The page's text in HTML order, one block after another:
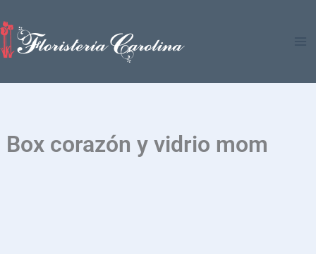
al
contenido
Box corazón y vidrio mom